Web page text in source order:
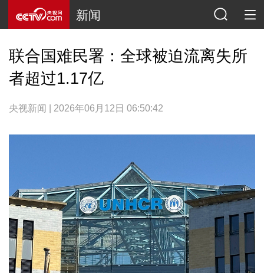
新闻
联合国难民署：全球被迫流离失所
者超过1.17亿
央视新闻 | 2026年06月12日 06:50:42